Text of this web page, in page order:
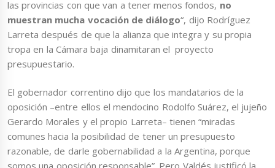
las provincias con que van a tener menos fondos, no
muestran mucha vocación de diálogo“, dijo Rodríguez
Larreta después de que la alianza que integra y su propia
tropa en la Cámara baja dinamitaran el proyecto
presupuestario.
El gobernador correntino dijo que los mandatarios de la
oposición –entre ellos el mendocino Rodolfo Suárez, el jujeño
Gerardo Morales y el propio Larreta– tienen “miradas
comunes hacia la posibilidad de tener un presupuesto
razonable, de darle gobernabilidad a la Argentina, porque